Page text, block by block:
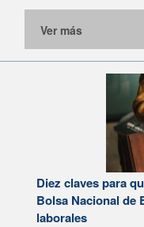
Ver más
Diez claves para
Bolsa Nacional de
laborales